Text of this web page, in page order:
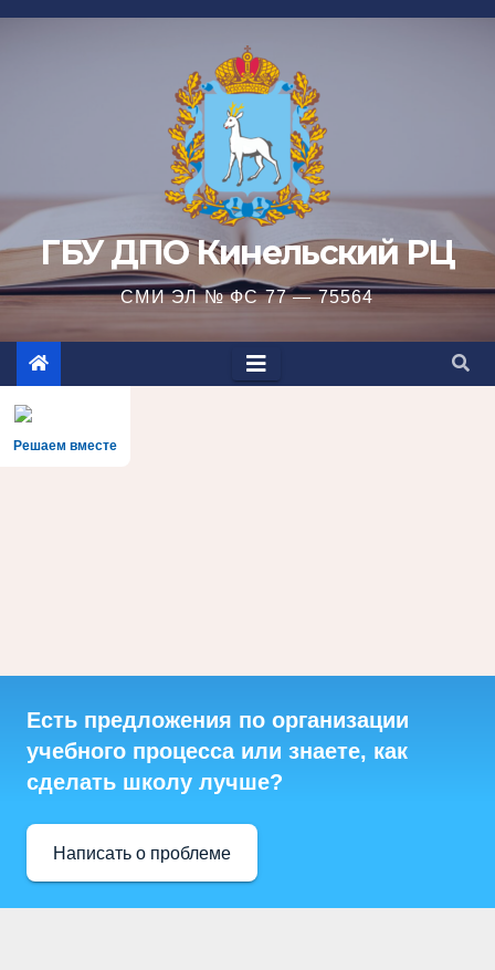
Перейти
ГБУ ДПО Кинельский РЦ
СМИ ЭЛ № ФС 77 — 75564
Решаем вместе
Есть предложения по организации
учебного процесса или знаете, как
сделать школу лучше?
Написать о проблеме